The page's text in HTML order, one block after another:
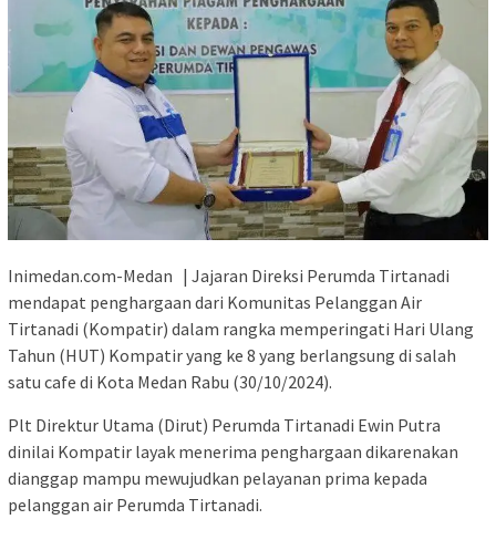
Inimedan.com-Medan | Jajaran Direksi Perumda Tirtanadi
mendapat penghargaan dari Komunitas Pelanggan Air
Tirtanadi (Kompatir) dalam rangka memperingati Hari Ulang
Tahun (HUT) Kompatir yang ke 8 yang berlangsung di salah
satu cafe di Kota Medan Rabu (30/10/2024).
Plt Direktur Utama (Dirut) Perumda Tirtanadi Ewin Putra
dinilai Kompatir layak menerima penghargaan dikarenakan
dianggap mampu mewujudkan pelayanan prima kepada
pelanggan air Perumda Tirtanadi.